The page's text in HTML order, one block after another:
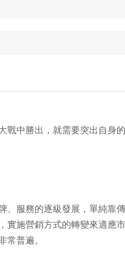
戰中勝出，就需要突出自身
服務的逐級發展，單純靠
實施營銷方式的轉變來適應市
普遍。